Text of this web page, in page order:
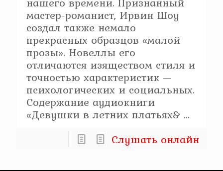
мастер-романист, Ирвин Шоу
создал также немало
прекрасных образцов «малой
прозы». Новеллы его
отличаются изяществом стиля и
точностью характеристик —
психологических и социальных.
Содержание аудиокниги
«Девушки в летних платьях& ...
Слушать онлайн